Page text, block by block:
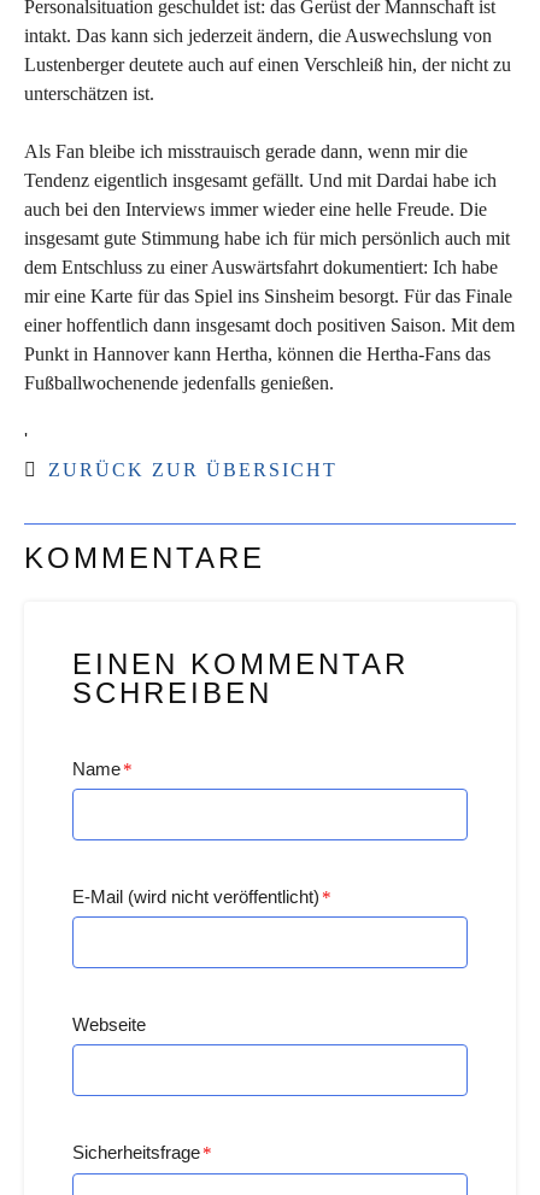
Personalsituation geschuldet ist: das Gerüst der Mannschaft ist
intakt. Das kann sich jederzeit ändern, die Auswechslung von
Lustenberger deutete auch auf einen Verschleiß hin, der nicht zu
unterschätzen ist.
Als Fan bleibe ich misstrauisch gerade dann, wenn mir die
Tendenz eigentlich insgesamt gefällt. Und mit Dardai habe ich
auch bei den Interviews immer wieder eine helle Freude. Die
insgesamt gute Stimmung habe ich für mich persönlich auch mit
dem Entschluss zu einer Auswärtsfahrt dokumentiert: Ich habe
mir eine Karte für das Spiel ins Sinsheim besorgt. Für das Finale
einer hoffentlich dann insgesamt doch positiven Saison. Mit dem
Punkt in Hannover kann Hertha, können die Hertha-Fans das
Fußballwochenende jedenfalls genießen.
'
ZURÜCK ZUR ÜBERSICHT
KOMMENTARE
EINEN KOMMENTAR
SCHREIBEN
Name*
E-Mail (wird nicht veröffentlicht) *
Webseite
Sicherheitsfrage*